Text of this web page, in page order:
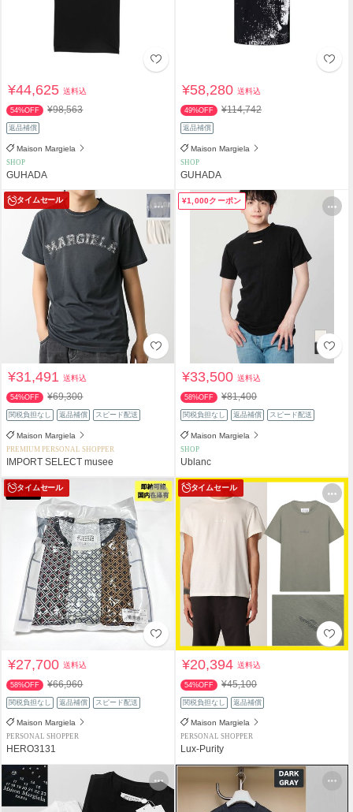
¥44,625送料込
54%OFF ¥98,563
返品補償
Maison Margiela
SHOP
GUHADA
¥58,280送料込
49%OFF ¥114,742
返品補償
Maison Margiela
SHOP
GUHADA
タイムセール
¥31,491送料込
54%OFF ¥69,300
関税負担なし 返品補償 スピード配送
Maison Margiela
PREMIUM PERSONAL SHOPPER
IMPORT SELECT musee
¥1,000クーポン
¥33,500送料込
58%OFF ¥81,400
関税負担なし 返品補償 スピード配送
Maison Margiela
SHOP
Ublanc
タイムセール
¥27,700送料込
58%OFF ¥66,960
関税負担なし 返品補償 スピード配送
Maison Margiela
PERSONAL SHOPPER
HERO3131
タイムセール
¥20,394送料込
54%OFF ¥45,100
関税負担なし 返品補償
Maison Margiela
PERSONAL SHOPPER
Lux-Purity